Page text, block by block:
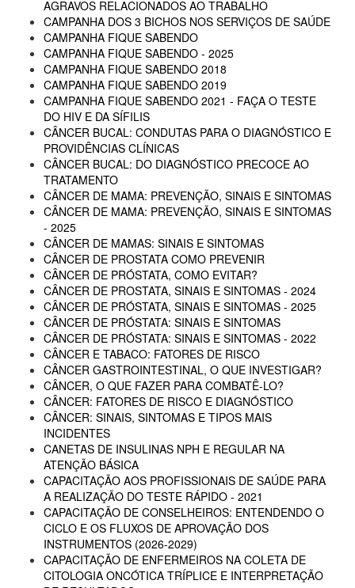
AGRAVOS RELACIONADOS AO TRABALHO
CAMPANHA DOS 3 BICHOS NOS SERVIÇOS DE SAÚDE
CAMPANHA FIQUE SABENDO
CAMPANHA FIQUE SABENDO - 2025
CAMPANHA FIQUE SABENDO 2018
CAMPANHA FIQUE SABENDO 2019
CAMPANHA FIQUE SABENDO 2021 - FAÇA O TESTE
DO HIV E DA SÍFILIS
CÂNCER BUCAL: CONDUTAS PARA O DIAGNÓSTICO E
PROVIDÊNCIAS CLÍNICAS
CÂNCER BUCAL: DO DIAGNÓSTICO PRECOCE AO
TRATAMENTO
CÂNCER DE MAMA: PREVENÇÃO, SINAIS E SINTOMAS
CÂNCER DE MAMA: PREVENÇÃO, SINAIS E SINTOMAS
- 2025
CÂNCER DE MAMAS: SINAIS E SINTOMAS
CÂNCER DE PROSTATA COMO PREVENIR
CÂNCER DE PRÓSTATA, COMO EVITAR?
CÂNCER DE PROSTATA, SINAIS E SINTOMAS - 2024
CÂNCER DE PRÓSTATA, SINAIS E SINTOMAS - 2025
CÂNCER DE PRÓSTATA: SINAIS E SINTOMAS
CÂNCER DE PRÓSTATA: SINAIS E SINTOMAS - 2022
CÂNCER E TABACO: FATORES DE RISCO
CÂNCER GASTROINTESTINAL, O QUE INVESTIGAR?
CÂNCER, O QUE FAZER PARA COMBATÊ-LO?
CÂNCER: FATORES DE RISCO E DIAGNÓSTICO
CÂNCER: SINAIS, SINTOMAS E TIPOS MAIS
INCIDENTES
CANETAS DE INSULINAS NPH E REGULAR NA
ATENÇÃO BÁSICA
CAPACITAÇÃO AOS PROFISSIONAIS DE SAÚDE PARA
A REALIZAÇÃO DO TESTE RÁPIDO - 2021
CAPACITAÇÃO DE CONSELHEIROS: ENTENDENDO O
CICLO E OS FLUXOS DE APROVAÇÃO DOS
INSTRUMENTOS (2026-2029)
CAPACITAÇÃO DE ENFERMEIROS NA COLETA DE
CITOLOGIA ONCÓTICA TRÍPLICE E INTERPRETAÇÃO